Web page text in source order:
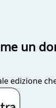
un
edizione